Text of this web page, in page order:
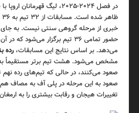
در فصل ۲۰۲۴-۲۰۲۵، لیگ
خبری از مرحله گروهی سنتی نیست. به جای
می‌دهد. بر اساس نتایج این مسابقات،رده
مشخص می‌شود. هشت تیم برتر مستقیماً
صعود می‌کنند، در حالی که تیم‌های رده نهم
صعود به این مرحله در پلی آف به مصاف
تغییرات هیجان و رقابت بیشتری را به